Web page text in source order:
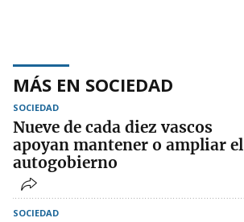
MÁS EN SOCIEDAD
SOCIEDAD
Nueve de cada diez vascos
apoyan mantener o ampliar el
autogobierno
SOCIEDAD